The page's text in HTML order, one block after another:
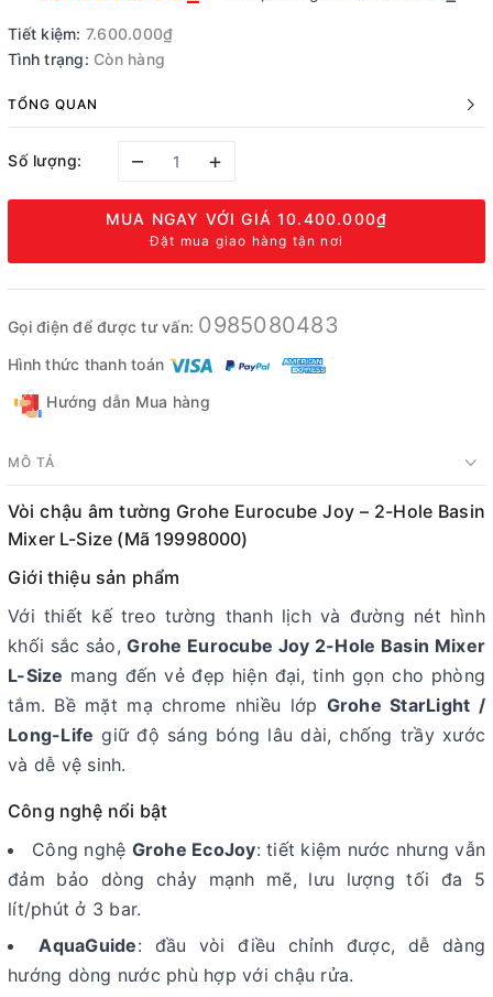
Tiết kiệm: 7.600.000₫
Tình trạng: Còn hàng
TỔNG QUAN
Số lượng: – +
MUA NGAY VỚI GIÁ10.400.000₫
Đặt mua giao hàng tận nơi
Gọi điện để được tư vấn: 0985080483
Hình thức thanh toán
Hướng dẫn Mua hàng
MÔ TẢ
Vòi chậu âm tường Grohe Eurocube Joy – 2-Hole Basin
Mixer L-Size (Mã 19998000)
Giới thiệu sản phẩm
Với thiết kế treo tường thanh lịch và đường nét hình
khối sắc sảo,Grohe Eurocube Joy 2-Hole Basin Mixer
L-Size mang đến vẻ đẹp hiện đại, tinh gọn cho phòng
tắm. Bề mặt mạ chrome nhiều lớp Grohe StarLight /
Long-Life giữ độ sáng bóng lâu dài, chống trầy xước
và dễ vệ sinh.
Công nghệ nổi bật
Công nghệ Grohe EcoJoy: tiết kiệm nước nhưng vẫn
đảm bảo dòng chảy mạnh mẽ, lưu lượng tối đa 5
lít/phút ở 3 bar.
AquaGuide: đầu vòi điều chỉnh được, dễ dàng
hướng dòng nước phù hợp với chậu rửa.